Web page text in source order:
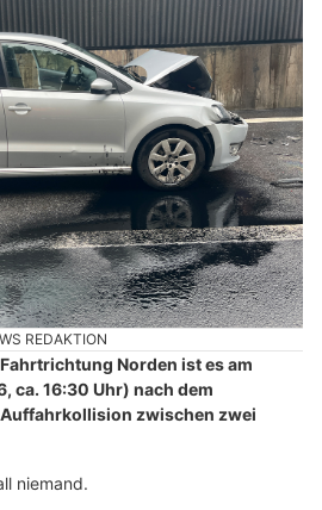
REDAKTION
Norden ist es am
ca. 16:30 Uhr) nach dem
zwischen zwei
niemand.